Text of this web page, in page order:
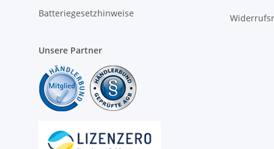
Batteriegesetzhinweise
Unsere Partner